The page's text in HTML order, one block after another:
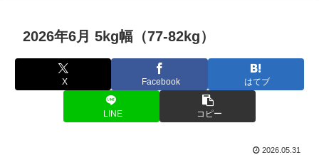
2026年6月 5kg幅（77-82kg）
X Facebook はてブ
LINE コピー
2026.05.31